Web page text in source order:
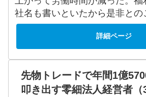
社名も書いといたから是非との
詳細ページ
先物トレードで年間1億
叩き出す零細法人経営者